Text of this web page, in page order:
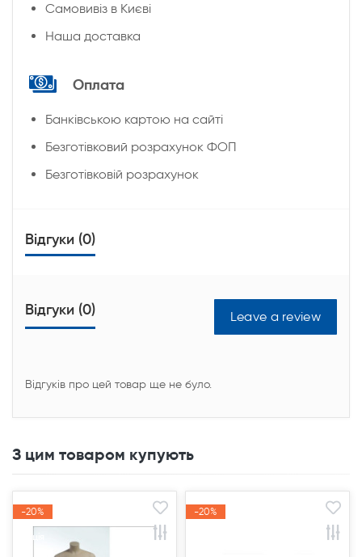
Cамовивіз в Києві
Наша доставка
Оплата
Банківською картою на сайті
Безготівковий розрахунок ФОП
Безготівковій розрахунок
Відгуки (0)
Відгуки (0) Leave a review
Відгуків про цей товар ще не було.
З цим товаром купують
-20%
Акція
-20%
Акція
-20%
-20%